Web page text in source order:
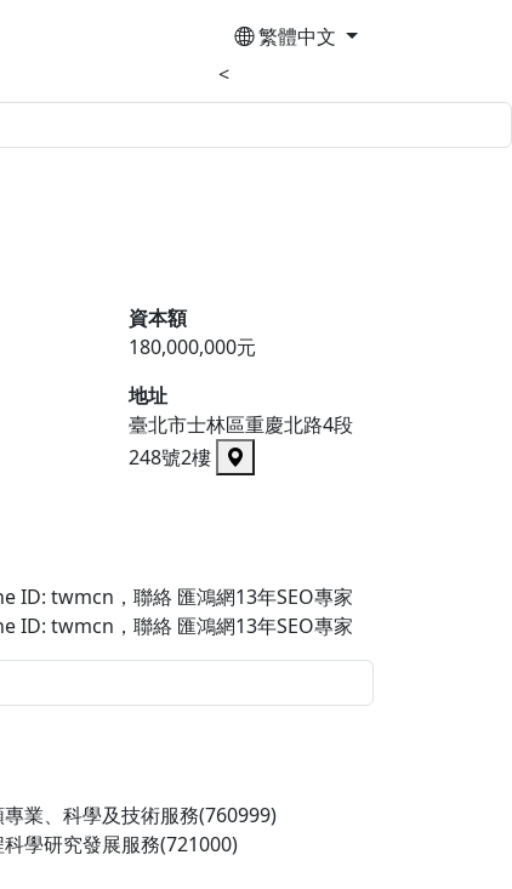
繁體中文
<
資本額
180,000,000元
地址
臺北市士林區重慶北路4段
248號2樓
ID: twmcn ，聯絡 匯鴻網13年SEO專家
ID: twmcn ，聯絡 匯鴻網13年SEO專家
業、科學及技術服務(760999)
學研究發展服務(721000)